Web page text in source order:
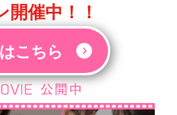
開催中！！
こちら